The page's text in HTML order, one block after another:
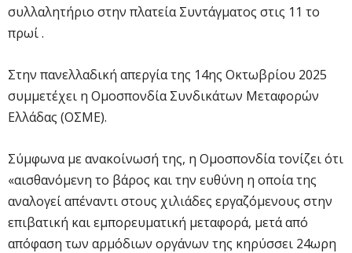
συλλαλητήριο στην πλατεία Συντάγματος στις 11 το
πρωί .
Στην πανελλαδική απεργία της 14ης Οκτωβρίου 2025
συμμετέχει η Ομοσπονδία Συνδικάτων Μεταφορών
Ελλάδας (ΟΣΜΕ).
Σύμφωνα με ανακοίνωσή της, η Ομοσπονδία τονίζει ότι
«αισθανόμενη το βάρος και την ευθύνη η οποία της
αναλογεί απέναντι στους χιλιάδες εργαζόμενους στην
επιβατική και εμπορευματική μεταφορά, μετά από
απόφαση των αρμόδιων οργάνων της κηρύσσει 24ωρη